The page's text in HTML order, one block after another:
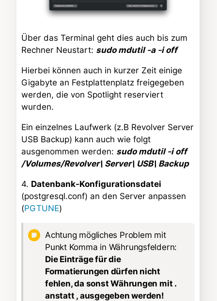
Über das Terminal geht dies auch bis zum
Rechner Neustart: sudo mdutil -a -i off
Hierbei können auch in kurzer Zeit einige
Gigabyte an Festplattenplatz freigegeben
werden, die von Spotlight reserviert
wurden.
Ein einzelnes Laufwerk (z.B Revolver Server
USB Backup) kann auch wie folgt
ausgenommen werden: sudo mdutil -i off
/Volumes/Revolver\ Server\ USB\ Backup
4. Datenbank-Konfigurationsdatei
(postgresql.conf) an den Server anpassen
(PGTUNE)
Achtung mögliches Problem mit
Punkt Komma in Währungsfeldern:
Die Einträge für die
Formatierungen dürfen nicht
fehlen, da sonst Währungen mit .
anstatt , ausgegeben werden!